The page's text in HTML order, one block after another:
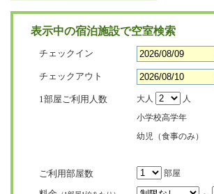
表示中の宿泊施設で空室検索
チェックイン
チェックアウト
1部屋ご利用人数 大人
人
小学校高学年
幼児（食事のみ）
ご利用部屋数 部屋